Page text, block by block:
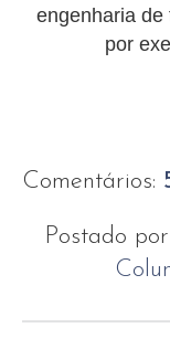
engenharia de
por
Comentários:
Postado por